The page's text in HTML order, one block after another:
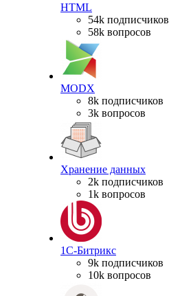
HTML
54k подписчиков
58k вопросов
MODX
8k подписчиков
3k вопросов
Хранение данных
2k подписчиков
1k вопросов
1С-Битрикс
9k подписчиков
10k вопросов